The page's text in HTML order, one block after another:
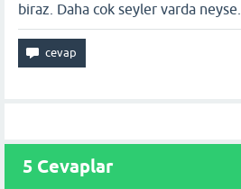
biraz. Daha cok seyler varda neyse...
5 Cevaplar